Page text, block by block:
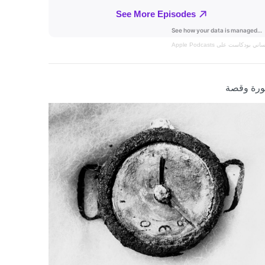
بودكاست على Apple Podcasts
وقصة